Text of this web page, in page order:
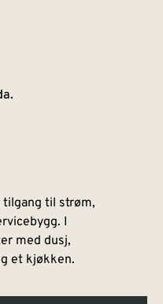
til strøm,
I
med dusj,
et kjøkken.